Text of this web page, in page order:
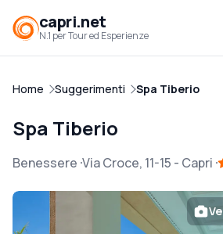
capri.net
N.1 per Tour ed Esperienze
Home Suggerimenti Spa Tiberio
Spa Tiberio
Benessere Via Croce, 11-15 - Capri